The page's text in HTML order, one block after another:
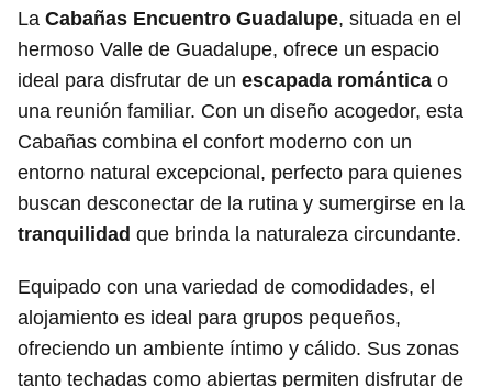
La Cabañas Encuentro Guadalupe, situada en el
hermoso Valle de Guadalupe, ofrece un espacio
ideal para disfrutar de un escapada romántica o
una reunión familiar. Con un diseño acogedor, esta
Cabañas combina el confort moderno con un
entorno natural excepcional, perfecto para quienes
buscan desconectar de la rutina y sumergirse en la
tranquilidad que brinda la naturaleza circundante.
Equipado con una variedad de comodidades, el
alojamiento es ideal para grupos pequeños,
ofreciendo un ambiente íntimo y cálido. Sus zonas
tanto techadas como abiertas permiten disfrutar de